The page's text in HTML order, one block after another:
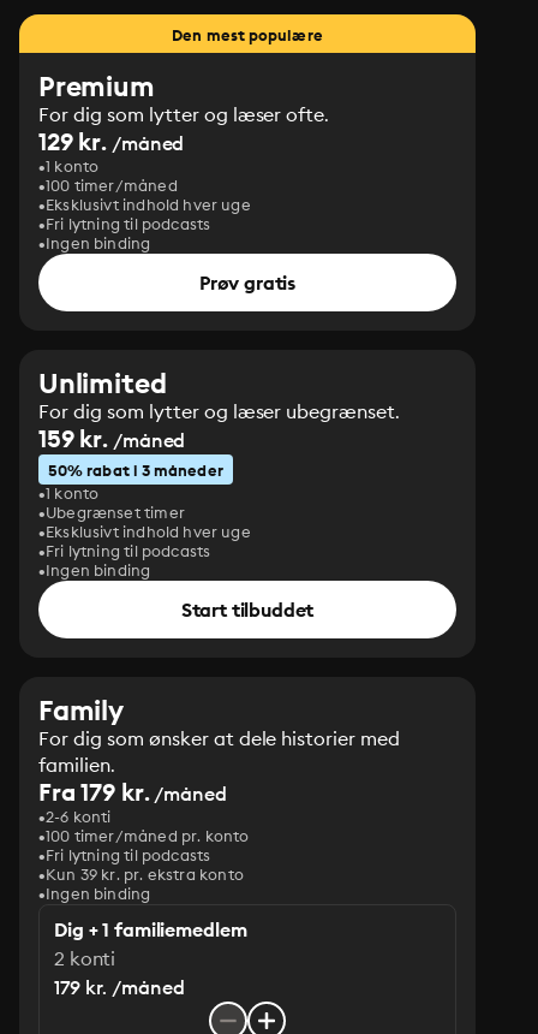
Den mest populære
Premium
For dig som lytter og læser ofte.
129 kr. /måned
1 konto
100 timer/måned
Eksklusivt indhold hver uge
Fri lytning til podcasts
Ingen binding
Prøv gratis
Unlimited
For dig som lytter og læser ubegrænset.
159 kr. /måned
50% rabat i 3 måneder
1 konto
Ubegrænset timer
Eksklusivt indhold hver uge
Fri lytning til podcasts
Ingen binding
Start tilbuddet
Family
For dig som ønsker at dele historier med
familien.
Fra 179 kr./måned
2-6 konti
100 timer/måned pr. konto
Fri lytning til podcasts
Kun 39 kr. pr. ekstra konto
Ingen binding
Dig + 1 familiemedlem
2 konti
179 kr. /måned